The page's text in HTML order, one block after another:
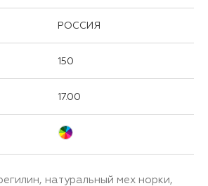
РОССИЯ
150
17.00
натуральный мех норки,